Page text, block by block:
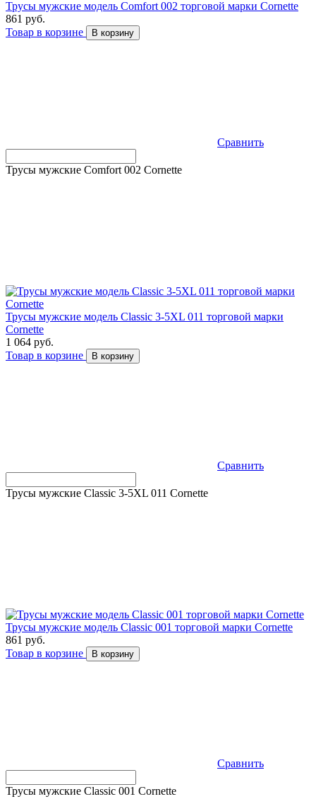
Трусы мужские модель Comfort 002 торговой марки Cornette
861 руб.
Товар в корзине
В корзину
Сравнить
Трусы мужские Comfort 002 Cornette
Трусы мужские модель Classic 3-5XL 011 торговой марки
Cornette
1 064 руб.
Товар в корзине
В корзину
Сравнить
Трусы мужские Classic 3-5XL 011 Cornette
Трусы мужские модель Classic 001 торговой марки Cornette
861 руб.
Товар в корзине
В корзину
Сравнить
Трусы мужские Classic 001 Cornette